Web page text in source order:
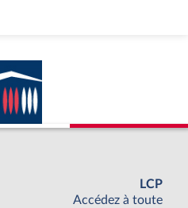
LCP
Accédez à toute